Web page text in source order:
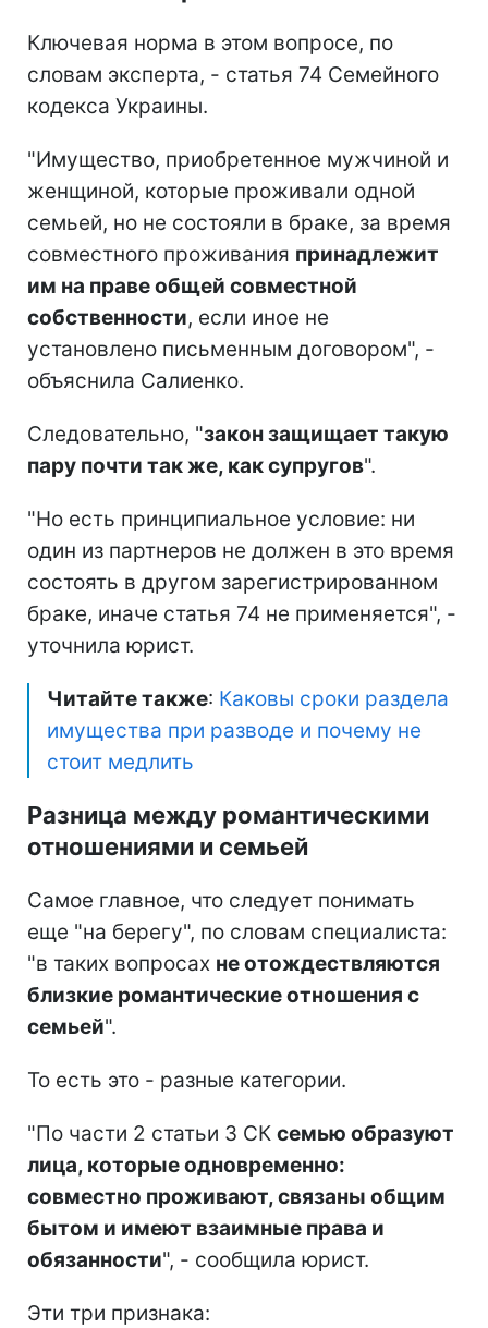
Ключевая норма в этом вопросе, по
словам эксперта, - статья 74 Семейного
кодекса Украины.
"Имущество, приобретенное мужчиной и
женщиной, которые проживали одной
семьей, но не состояли в браке, за время
совместного проживания принадлежит
им на праве общей совместной
собственности, если иное не
установлено письменным договором", -
объяснила Салиенко.
Следовательно, "закон защищает такую
пару почти так же, как супругов".
"Но есть принципиальное условие: ни
один из партнеров не должен в это время
состоять в другом зарегистрированном
браке, иначе статья 74 не применяется", -
уточнила юрист.
Читайте также: Каковы сроки раздела
имущества при разводе и почему не
стоит медлить
Разница между романтическими
отношениями и семьей
Самое главное, что следует понимать
еще "на берегу", по словам специалиста:
"в таких вопросах не отождествляются
близкие романтические отношения с
семьей".
То есть это - разные категории.
"По части 2 статьи 3 СК семью образуют
лица, которые одновременно:
совместно проживают, связаны общим
бытом и имеют взаимные права и
обязанности", - сообщила юрист.
Эти три признака: